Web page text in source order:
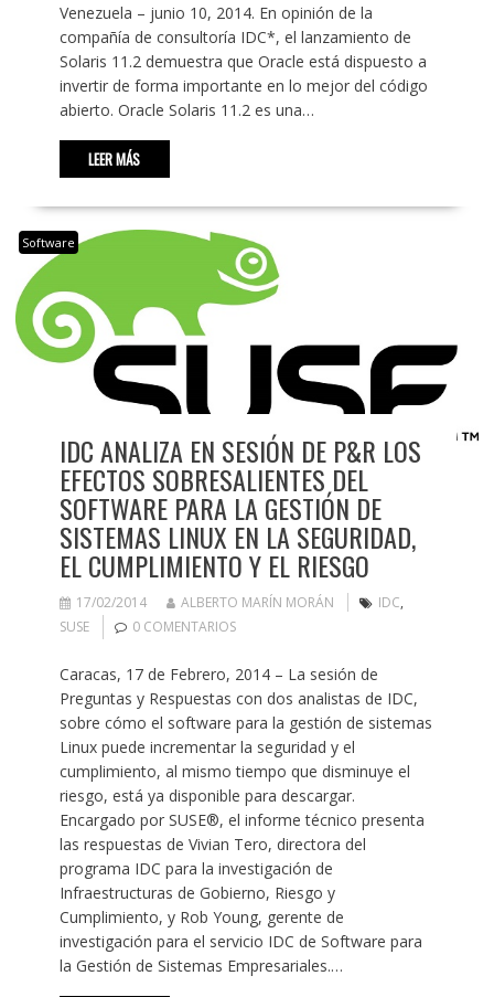
Venezuela – junio 10, 2014. En opinión de la
compañía de consultoría IDC*, el lanzamiento de
Solaris 11.2 demuestra que Oracle está dispuesto a
invertir de forma importante en lo mejor del código
abierto. Oracle Solaris 11.2 es una…
LEER MÁS
Software
IDC ANALIZA EN SESIÓN DE P&R LOS
EFECTOS SOBRESALIENTES DEL
SOFTWARE PARA LA GESTIÓN DE
SISTEMAS LINUX EN LA SEGURIDAD,
EL CUMPLIMIENTO Y EL RIESGO
17/02/2014 ALBERTO MARÍN MORÁN IDC,
SUSE
0 COMENTARIOS
Caracas, 17 de Febrero, 2014 – La sesión de
Preguntas y Respuestas con dos analistas de IDC,
sobre cómo el software para la gestión de sistemas
Linux puede incrementar la seguridad y el
cumplimiento, al mismo tiempo que disminuye el
riesgo, está ya disponible para descargar.
Encargado por SUSE®, el informe técnico presenta
las respuestas de Vivian Tero, directora del
programa IDC para la investigación de
Infraestructuras de Gobierno, Riesgo y
Cumplimiento, y Rob Young, gerente de
investigación para el servicio IDC de Software para
la Gestión de Sistemas Empresariales.…